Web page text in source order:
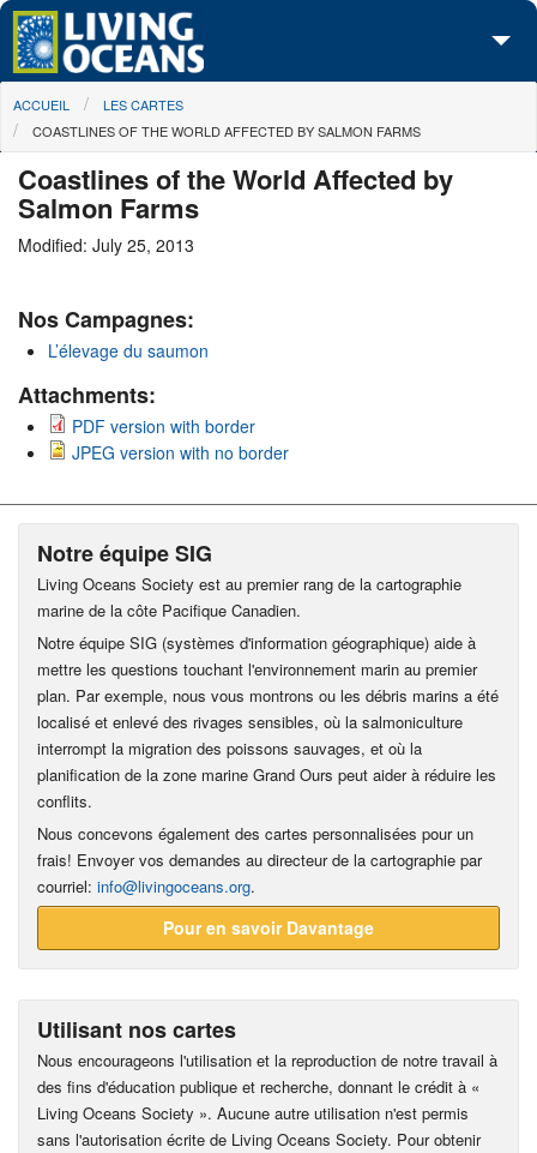
Skip to main content
À propos de nous
Centre des Médias
Passez à l'action
You are here
ACCUEIL
LES CARTES
COASTLINES OF THE WORLD AFFECTED BY SALMON FARMS
Coastlines of the World Affected by
Salmon Farms
Modified: July 25, 2013
Nos Campagnes:
L’élevage du saumon
Attachments:
PDF version with border
JPEG version with no border
Notre équipe SIG
Living Oceans Society est au premier rang de la cartographie
marine de la côte Pacifique Canadien.
Notre équipe SIG (systèmes d'information géographique) aide à
mettre les questions touchant l'environnement marin au premier
plan. Par exemple, nous vous montrons ou les débris marins a été
localisé et enlevé des rivages sensibles, où la salmoniculture
interrompt la migration des poissons sauvages, et où la
planification de la zone marine Grand Ours peut aider à réduire les
conflits.
Nous concevons également des cartes personnalisées pour un
frais! Envoyer vos demandes au directeur de la cartographie par
courriel: info@livingoceans.org.
Pour en savoir Davantage
Utilisant nos cartes
Nous encourageons l'utilisation et la reproduction de notre travail à
des fins d'éducation publique et recherche, donnant le crédit à «
Living Oceans Society ». Aucune autre utilisation n'est permis
sans l'autorisation écrite de Living Oceans Society. Pour obtenir